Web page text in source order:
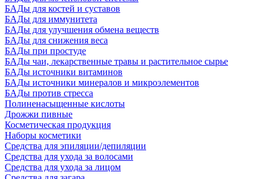
БАДы для костей и суставов
БАДы для иммунитета
БАДы для улучшения обмена веществ
БАДы для снижения веса
БАДы при простуде
БАДы чаи, лекарственные травы и растительное сырье
БАДы источники витаминов
БАДы источники минералов и микроэлементов
БАДы против стресса
Полиненасыщенные кислоты
Дрожжи пивные
Косметическая продукция
Наборы косметики
Средства для эпиляции/депиляции
Средства для ухода за волосами
Средства для ухода за лицом